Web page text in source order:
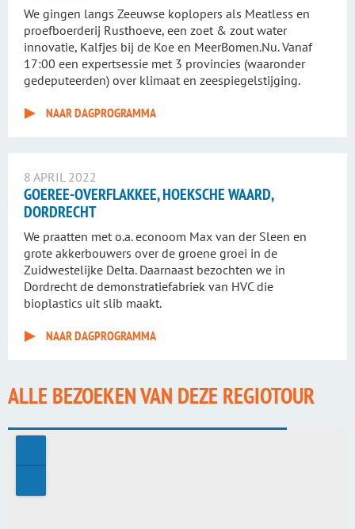
We gingen langs Zeeuwse koplopers als Meatless en
proefboerderij Rusthoeve, een zoet & zout water
innovatie, Kalfjes bij de Koe en MeerBomen.Nu. Vanaf
17:00 een expertsessie met 3 provincies (waaronder
gedeputeerden) over klimaat en zeespiegelstijging.
NAAR DAGPROGRAMMA
8 APRIL 2022
GOEREE-OVERFLAKKEE, HOEKSCHE WAARD,
DORDRECHT
We praatten met o.a. econoom Max van der Sleen en
grote akkerbouwers over de groene groei in de
Zuidwestelijke Delta. Daarnaast bezochten we in
Dordrecht de demonstratiefabriek van HVC die
bioplastics uit slib maakt.
NAAR DAGPROGRAMMA
ALLE BEZOEKEN VAN DEZE REGIOTOUR